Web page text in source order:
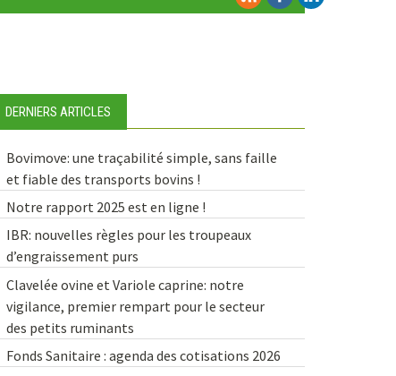
DERNIERS ARTICLES
Bovimove: une traçabilité simple, sans faille
et fiable des transports bovins !
Notre rapport 2025 est en ligne !
IBR: nouvelles règles pour les troupeaux
d’engraissement purs
Clavelée ovine et Variole caprine: notre
vigilance, premier rempart pour le secteur
des petits ruminants
Fonds Sanitaire : agenda des cotisations 2026